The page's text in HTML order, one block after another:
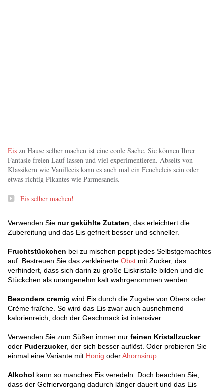
Eis zu Hause selber machen ist eine coole Sache. Sie können Ihrer
Fantasie freien Lauf lassen und viel experimentieren. Abseits von
Klassikern wie Vanilleeis kann es auch mal ein Fencheleis sein oder
etwas richtig Pikantes wie Parmesaneis.
Eis selber machen!
Verwenden Sie nur gekühlte Zutaten, das erleichtert die
Zubereitung und das Eis gefriert besser und schneller.
Fruchtstückchen bei zu mischen peppt jedes Selbstgemachtes
auf. Bestreuen Sie das zerkleinerte Obst mit Zucker, das
verhindert, dass sich darin zu große Eiskristalle bilden und die
Stückchen als unangenehm kalt wahrgenommen werden.
Besonders cremig wird Eis durch die Zugabe von Obers oder
Crème fraîche. So wird das Eis zwar auch ausnehmend
kalorienreich, doch der Geschmack ist intensiver.
Verwenden Sie zum Süßen immer nur feinen Kristallzucker
oder Puderzucker, der sich besser auflöst. Oder probieren Sie
einmal eine Variante mit Honig oderAhornsirup.
Alkohol kann so manches Eis veredeln. Doch beachten Sie,
dass der Gefriervorgang dadurch länger dauert und das Eis